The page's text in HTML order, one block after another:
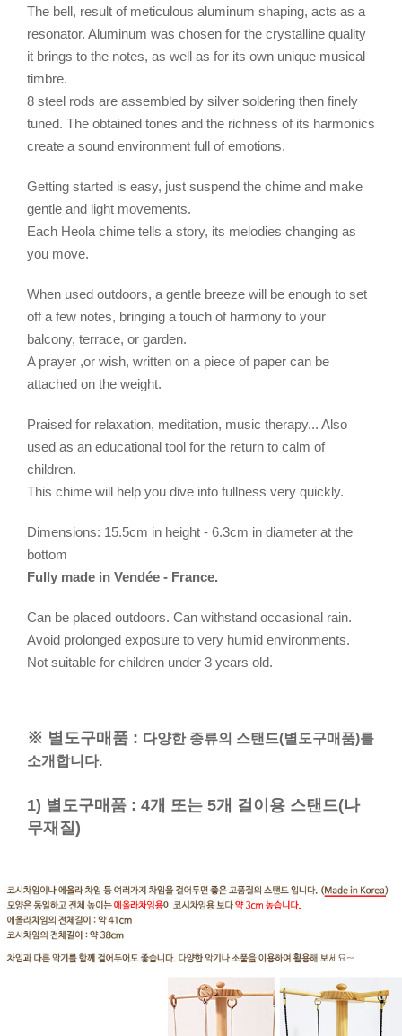
The bell, result of meticulous aluminum shaping, acts as a
resonator. Aluminum was chosen for the crystalline quality
it brings to the notes, as well as for its own unique musical
timbre.
8 steel rods are assembled by silver soldering then finely
tuned. The obtained tones and the richness of its harmonics
create a sound environment full of emotions.
Getting started is easy, just suspend the chime and make
gentle and light movements.
Each Heola chime tells a story, its melodies changing as
you move.
When used outdoors, a gentle breeze will be enough to set
off a few notes, bringing a touch of harmony to your
balcony, terrace, or garden.
A prayer ,or wish, written on a piece of paper can be
attached on the weight.
Praised for relaxation, meditation, music therapy... Also
used as an educational tool for the return to calm of
children.
This chime will help you dive into fullness very quickly.
Dimensions: 15.5cm in height - 6.3cm in diameter at the
bottom
Fully made in Vendée - France.
Can be placed outdoors. Can withstand occasional rain.
Avoid prolonged exposure to very humid environments.
Not suitable for children under 3 years old.
※ 별도구매품 : 다양한 종류의 스탠드(별도구매품)를
소개합니다.
1) 별도구매품 : 4개 또는 5개 걸이용 스탠드(나
무재질)